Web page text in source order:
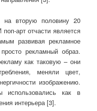
на вторую половину 20
арт отчасти является
развивая рекламное
рекламный образ.
как таковую – они
меняли цвет,
изображению.
как в
интерьера [3].